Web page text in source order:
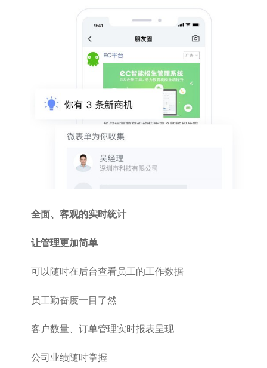
全面、客观的实时统计
让管理更加简单
可以随时在后台查看员工的工作数据
员工勤奋度一目了然
客户数量、订单管理实时报表呈现
公司业绩随时掌握